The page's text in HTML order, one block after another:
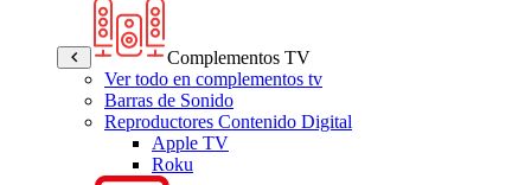
Complementos TV
Ver todo en complementos tv
Barras de Sonido
Reproductores Contenido Digital
Apple TV
Roku